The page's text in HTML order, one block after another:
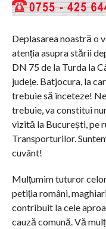
Deplasarea noastră o
atenția asupra stării
DN 75 de la Turda la
județe. Batjocura, la
trebuie să înceteze!
trebuie, va constitui
vizită la București,
Transporturilor.
cuvânt!
Mulțumim tuturor celor
petiția români,
contribuit la cele
cauză comună. Vă